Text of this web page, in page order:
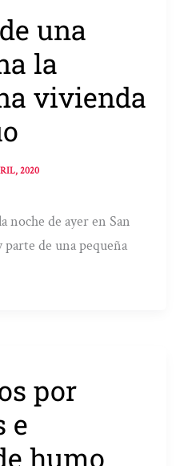
una
la
vivienda
2020
noche de ayer en San
parte de una pequeña
por
e
humo